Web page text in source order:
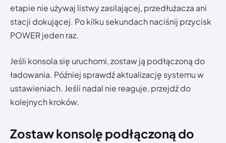
etapie nie używaj listwy zasilającej, przedłużacza ani
stacji dokującej. Po kilku sekundach naciśnij przycisk
POWER jeden raz.
Jeśli konsola się uruchomi, zostaw ją podłączoną do
ładowania. Później sprawdź aktualizację systemu w
ustawieniach. Jeśli nadal nie reaguje, przejdź do
kolejnych kroków.
Zostaw konsolę podłączoną do